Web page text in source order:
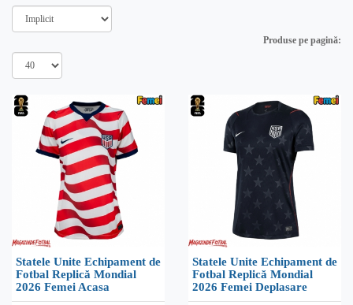
Produse pe pagină:
Statele Unite Echipament de
Fotbal Replică Mondial
2026 Femei Acasa
Statele Unite Echipament de
Fotbal Replică Mondial
2026 Femei Deplasare